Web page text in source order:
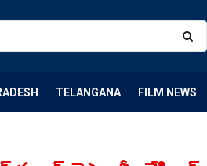
TELANGANA FILM NEWS